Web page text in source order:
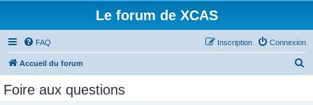
Le forum de XCAS
FAQ Connexion
Inscription
Accueil du forum
Foire aux questions